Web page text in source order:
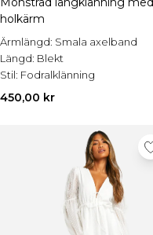
holkärm
Ärmlängd: Smala axelband
Längd: Blekt
Stil: Fodralklänning
450,00 kr